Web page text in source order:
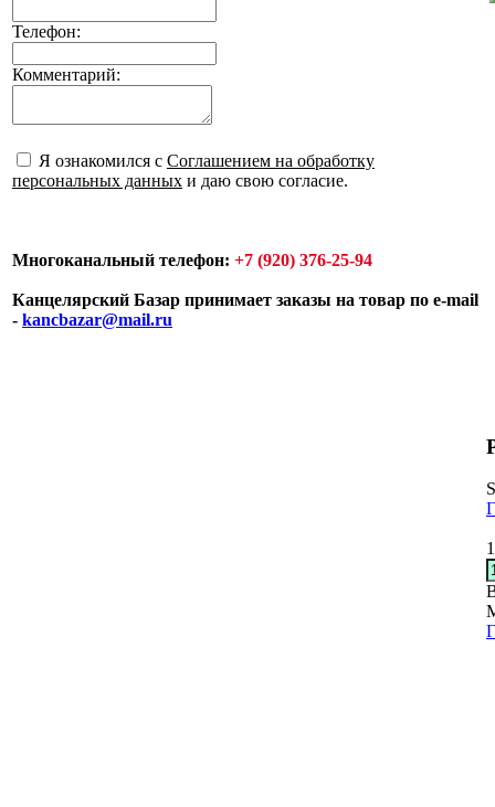
Телефон:
Комментарий:
Я ознакомился с Соглашением на обработку
персональных данных и даю свою согласие.
Многоканальный телефон: +7 (920) 376-25-94
Канцелярский Базар принимает заказы на товар по e-mail
- kancbazar@mail.ru